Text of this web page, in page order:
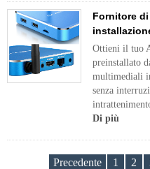
Fornitore
Ottieni il tuo
preinstallato
multimediali
senza
Di più
Precedente 1 2